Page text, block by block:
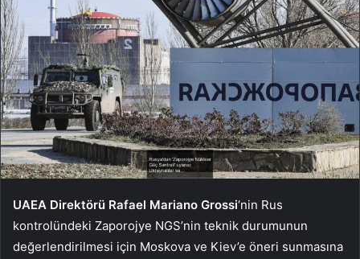
UAEA Direktörü Rafael Mariano Grossi‘nin Rus
kontrolündeki Zaporojye NGS’nin teknik durumunun
değerlendirilmesi için Moskova ve Kiev’e öneri sunmasına